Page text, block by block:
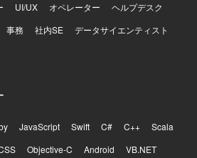
UI/UX オペレーター
ヘルプデスク
事務 社内SE
データサイエンティスト
JavaScript Swift C# C++
Scala
Objective-C Android
VB.NET